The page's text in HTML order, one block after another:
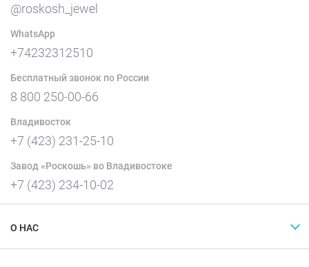
@roskosh_jewel
WhatsApp
+74232312510
Бесплатный звонок по России
8 800 250-00-66
Владивосток
+7 (423) 231-25-10
Завод «Роскошь» во Владивостоке
+7 (423) 234-10-02
О НАС